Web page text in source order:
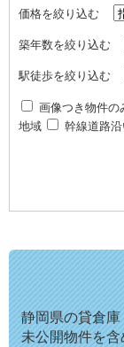
価格を絞り込む
築年数を絞り込む
駅徒歩を絞り込む
画像つき物件の
地域
幹線道路
静岡県の貸倉
未公開物件を